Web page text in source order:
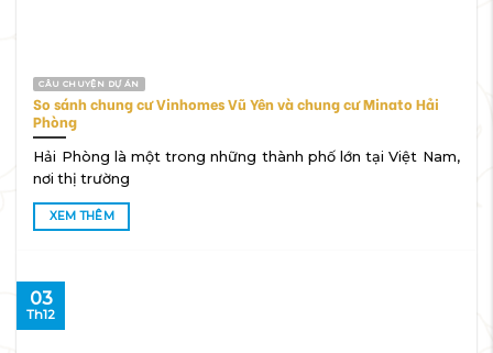
CÂU CHUYỆN DỰ ÁN
So sánh chung cư Vinhomes Vũ Yên và chung cư Minato Hải
Phòng
Hải Phòng là một trong những thành phố lớn tại Việt Nam,
nơi thị trường
XEM THÊM
03
Th12